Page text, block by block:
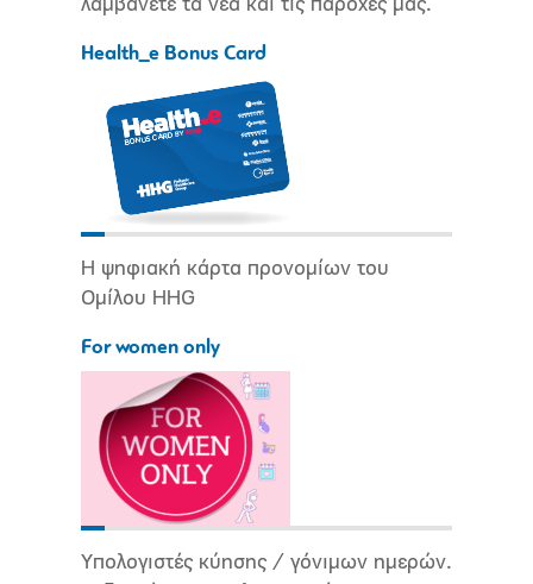
λαμβάνετε τα νέα και τις παροχές μας.
Health_e Bonus Card
Η ψηφιακή κάρτα προνομίων του
Ομίλου HHG
For women only
Υπολογιστές κύησης / γόνιμων ημερών.